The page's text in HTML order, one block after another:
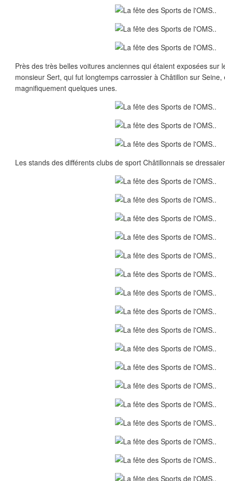
Près des très belles voitures anciennes qui étaient exposées sur
monsieur Sert, qui fut longtemps carrossier à Châtillon sur
magnifiquement quelques unes.
Les stands des différents clubs de sport Châtillonnais se